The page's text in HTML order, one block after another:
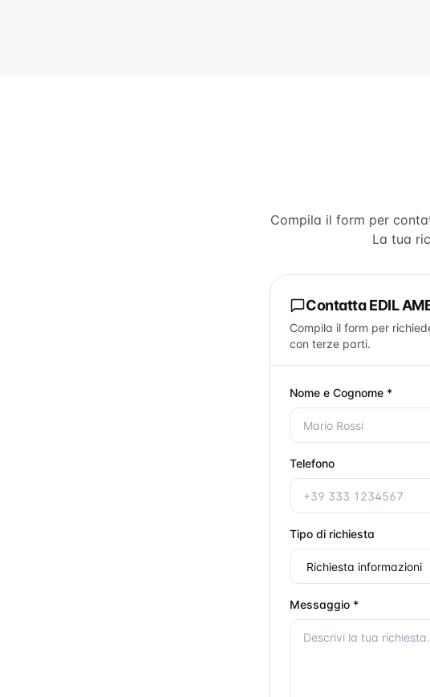
Compila il form per
La tua
ContattaEDIL
Compila il form per
con terze parti.
Nome e Cognome *
Telefono
Tipo di richiesta
Messaggio *